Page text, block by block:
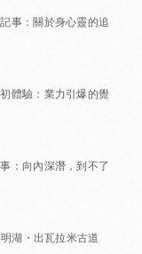
事：關於身心靈的追
體驗：業力引爆的覺
：向內深潛，到不了
湖・出瓦拉米古道